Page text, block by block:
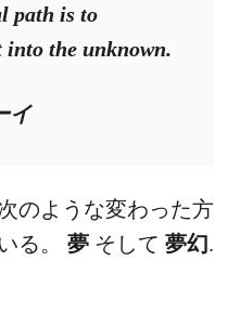
path is to
the unknown.
イ
のような変わった方
る。 夢 そして 夢幻.